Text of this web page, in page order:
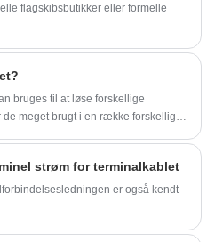
flagskibsbutikker eller formelle
bruges til at løse forskellige
meget brugt i en række forskellige
introducere 8 anvendelsesindustrier
strøm for terminalkablet
er også kendt